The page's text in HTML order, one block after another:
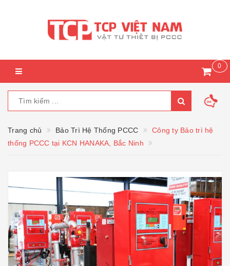
0
Trang chủ Bảo Trì Hệ Thống PCCC
Công ty Bảo trì hệ
thống PCCC tại KCN HANAKA, Bắc Ninh